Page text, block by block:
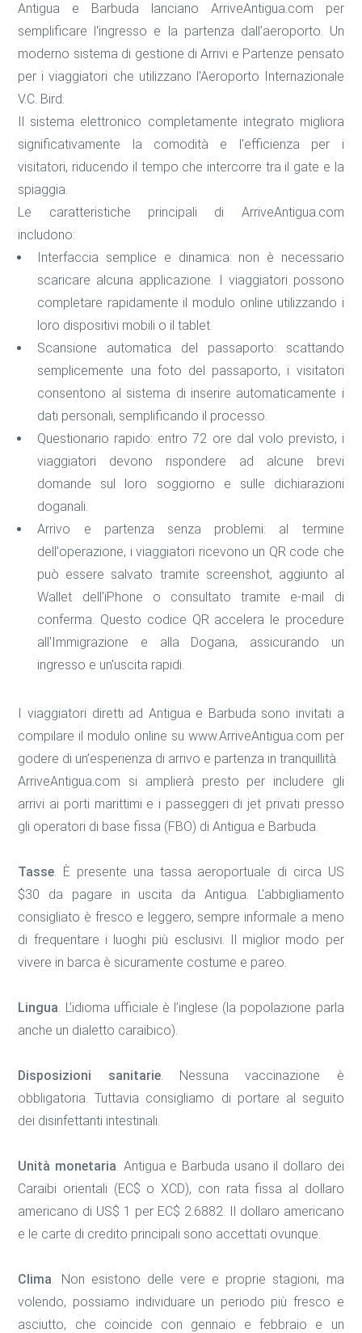
Antigua e Barbuda lanciano ArriveAntigua.com per
semplificare l'ingresso e la partenza dall’aeroporto. Un
moderno sistema di gestione di Arrivi e Partenze pensato
per i viaggiatori che utilizzano l'Aeroporto Internazionale
V.C. Bird.
Il sistema elettronico completamente integrato migliora
significativamente la comodità e l'efficienza per i
visitatori, riducendo il tempo che intercorre tra il gate e la
spiaggia.
Le caratteristiche principali di ArriveAntigua.com
includono:
Interfaccia semplice e dinamica: non è necessario
scaricare alcuna applicazione. I viaggiatori possono
completare rapidamente il modulo online utilizzando i
loro dispositivi mobili o il tablet.
Scansione automatica del passaporto: scattando
semplicemente una foto del passaporto, i visitatori
consentono al sistema di inserire automaticamente i
dati personali, semplificando il processo.
Questionario rapido: entro 72 ore dal volo previsto, i
viaggiatori devono rispondere ad alcune brevi
domande sul loro soggiorno e sulle dichiarazioni
doganali.
Arrivo e partenza senza problemi: al termine
dell'operazione, i viaggiatori ricevono un QR code che
può essere salvato tramite screenshot, aggiunto al
Wallet dell'iPhone o consultato tramite e-mail di
conferma. Questo codice QR accelera le procedure
all'Immigrazione e alla Dogana, assicurando un
ingresso e un'uscita rapidi.
I viaggiatori diretti ad Antigua e Barbuda sono invitati a
compilare il modulo online su www.ArriveAntigua.com per
godere di un’esperienza di arrivo e partenza in tranquillità.
ArriveAntigua.com si amplierà presto per includere gli
arrivi ai porti marittimi e i passeggeri di jet privati presso
gli operatori di base fissa (FBO) di Antigua e Barbuda.
Tasse. È presente una tassa aeroportuale di circa US
$30 da pagare in uscita da Antigua. L'abbigliamento
consigliato è fresco e leggero, sempre informale a meno
di frequentare i luoghi più esclusivi. Il miglior modo per
vivere in barca è sicuramente costume e pareo.
Lingua. L’idioma ufficiale è l’inglese (la popolazione parla
anche un dialetto caraibico).
Disposizioni sanitarie. Nessuna vaccinazione è
obbligatoria. Tuttavia consigliamo di portare al seguito
dei disinfettanti intestinali.
Unità monetaria. Antigua e Barbuda usano il dollaro dei
Caraibi orientali (EC$ o XCD), con rata fissa al dollaro
americano di US$ 1 per EC$ 2.6882. Il dollaro americano
e le carte di credito principali sono accettati ovunque.
Clima. Non esistono delle vere e proprie stagioni, ma
volendo, possiamo individuare un periodo più fresco e
asciutto, che coincide con gennaio e febbraio e un